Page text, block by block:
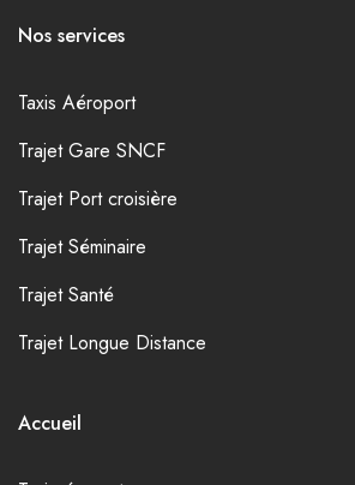
Nos services
Taxis Aéroport
Trajet Gare SNCF
Trajet Port croisière
Trajet Séminaire
Trajet Santé
Trajet Longue Distance
Accueil